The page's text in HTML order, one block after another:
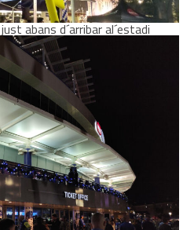
abans d´arribar al´estadi